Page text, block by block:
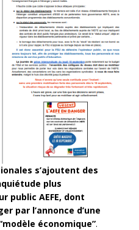
s’ajoutent des
plus
public AEFE, dont
par l’annonce d’une
économique”.